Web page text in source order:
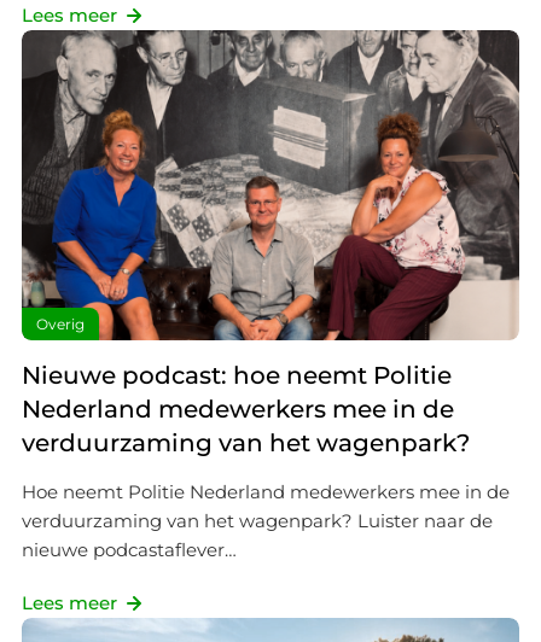
Lees meer
Overig
Nieuwe podcast: hoe neemt Politie
Nederland medewerkers mee in de
verduurzaming van het wagenpark?
Hoe neemt Politie Nederland medewerkers mee in de
verduurzaming van het wagenpark? Luister naar de
nieuwe podcastaflever…
Lees meer